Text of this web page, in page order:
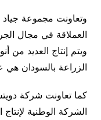
وتعاونت مجموعة
العملاقة في مجال
ويتم إنتاج العديد من
الزراعة بالسودان هي
كما تعاونت شركة
الشركة الوطنية